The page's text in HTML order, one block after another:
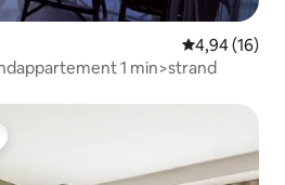
Gemiddelde
4,94 (16)
1 min>strand